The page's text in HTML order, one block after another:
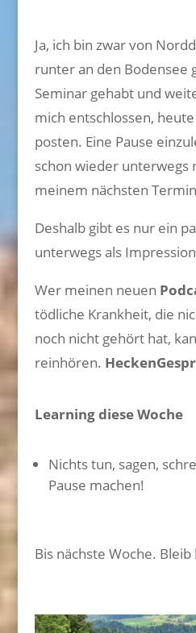
Ja, ich bin zwar von
runter an den Bodensee
Seminar gehabt und
mich entschlossen,
posten. Eine Pause
schon wieder unterwegs
meinem nächsten
Deshalb gibt es nur ein
unterwegs als
Wer meinen neuen
tödliche Krankheit, die
noch nicht gehört hat,
reinhören.
Learning diese Woche
Nichts tun, sagen,
Pause machen!
Bis nächste Woche.